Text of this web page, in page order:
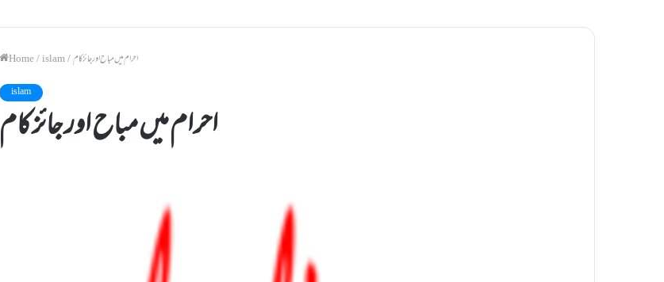
Home/islam/احرام میں مباح اور جائز کام
islam
احرام میں مباح اور جائز کام